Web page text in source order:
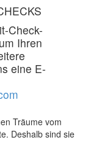
Check-
Ihren
eine E-
Träume vom
Deshalb sind sie